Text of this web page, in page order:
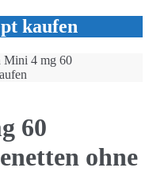
kaufen
4 mg 60
60
ohne